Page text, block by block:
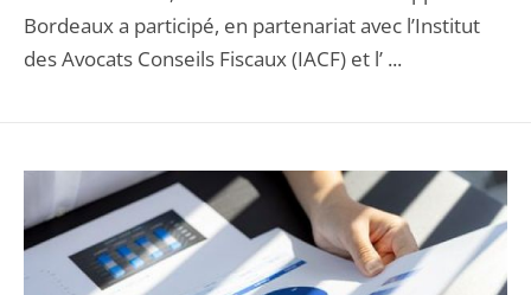
Bordeaux a participé, en partenariat avec l’Institut
des Avocats Conseils Fiscaux (IACF) et l’ ...